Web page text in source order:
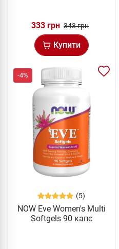
333 грн 343 грн
Купити
-4%
(5)
NOW Eve Women's Multi
Softgels 90 капс